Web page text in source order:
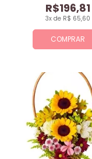
COMPRAR
3x de R$ 65,60
R$196,81